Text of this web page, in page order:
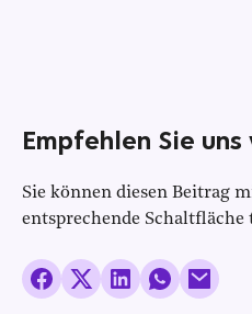
Empfehlen Sie
Sie können diesen Beitrag
entsprechende Schaltfläche